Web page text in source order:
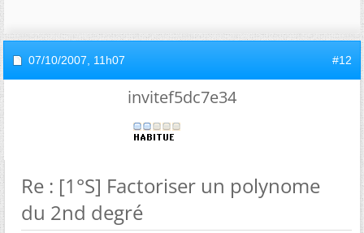
07/10/2007, 11h07 #12
invitef5dc7e34
Re : [1°S] Factoriser un polynome
du 2nd degré